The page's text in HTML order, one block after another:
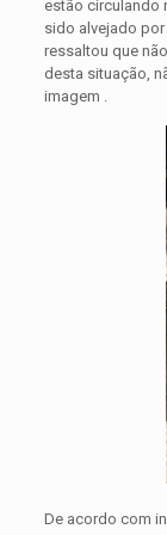
estão circulando
sido alvejado
ressaltou que
desta situação,
imagem .
De acordo com